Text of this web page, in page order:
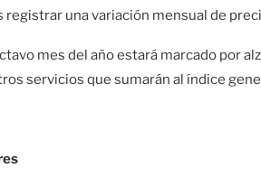
registrar una variación mensual de
mes del año estará marcado por
servicios que sumarán al índice